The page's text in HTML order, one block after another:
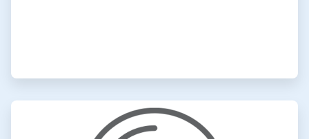
ArticleTile
von